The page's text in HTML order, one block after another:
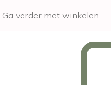
Ga verder met winkelen